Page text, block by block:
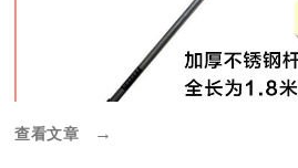
查看文章 →